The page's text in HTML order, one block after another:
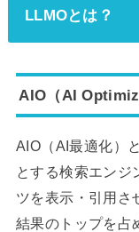
LLMOとは？
AIO（AI
AIO（AI最適化）
とする検索エンジ
ツを表示・引用さ
結果のトップを占